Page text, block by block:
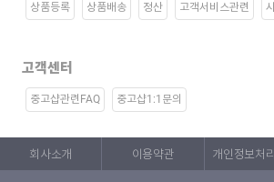
상품등록 상품배송 정산 고객서비스관련
고객센터
중고샵관련FAQ 중고샵1:1문의
회사소개 이용약관 개인정보처